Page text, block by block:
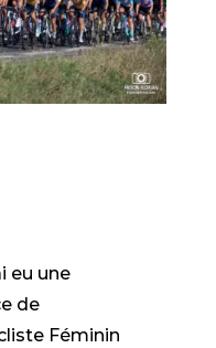
eu une
de
Féminin